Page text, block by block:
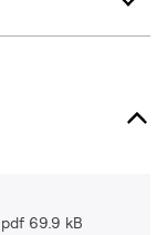
pdf 69.9 kB